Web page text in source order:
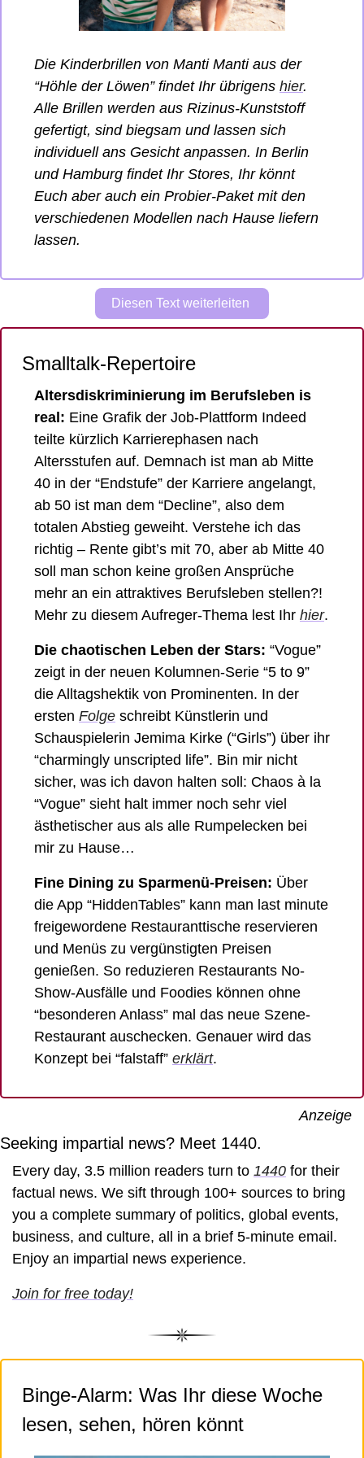
Die Kinderbrillen von Manti Manti aus der
“Höhle der Löwen” findet Ihr übrigens hier.
Alle Brillen werden aus Rizinus-Kunststoff
gefertigt, sind biegsam und lassen sich
individuell ans Gesicht anpassen. In Berlin
und Hamburg findet Ihr Stores, Ihr könnt
Euch aber auch ein Probier-Paket mit den
verschiedenen Modellen nach Hause liefern
lassen.
Diesen Text weiterleiten
Smalltalk-Repertoire
Altersdiskriminierung im Berufsleben is
real: Eine Grafik der Job-Plattform Indeed
teilte kürzlich Karrierephasen nach
Altersstufen auf. Demnach ist man ab Mitte
40 in der “Endstufe” der Karriere angelangt,
ab 50 ist man dem “Decline”, also dem
totalen Abstieg geweiht. Verstehe ich das
richtig – Rente gibt’s mit 70, aber ab Mitte 40
soll man schon keine großen Ansprüche
mehr an ein attraktives Berufsleben stellen?!
Mehr zu diesem Aufreger-Thema lest Ihr hier
Die chaotischen Leben der Stars: “Vogue”
zeigt in der neuen Kolumnen-Serie “5 to 9”
die Alltagshektik von Prominenten. In der
ersten Folge schreibt Künstlerin und
Schauspielerin Jemima Kirke (“Girls”) über ihr
“charmingly unscripted life”. Bin mir nicht
sicher, was ich davon halten soll: Chaos à la
“Vogue” sieht halt immer noch sehr viel
ästhetischer aus als alle Rumpelecken bei
mir zu Hause…
Fine Dining zu Sparmenü-Preisen: Über
die App “HiddenTables” kann man last minute
freigewordene Restauranttische reservieren
und Menüs zu vergünstigten Preisen
genießen. So reduzieren Restaurants No-
Show-Ausfälle und Foodies können ohne
“besonderen Anlass” mal das neue Szene-
Restaurant auschecken. Genauer wird das
Konzept bei “falstaff” erklärt.
Anzeige
Seeking impartial news? Meet 1440.
Every day, 3.5 million readers turn to 1440 for their
factual news. We sift through 100+ sources to bring
you a complete summary of politics, global events,
business, and culture, all in a brief 5-minute email.
Enjoy an impartial news experience.
Join for free today!
Binge-Alarm: Was Ihr diese Woche
lesen, sehen, hören könnt